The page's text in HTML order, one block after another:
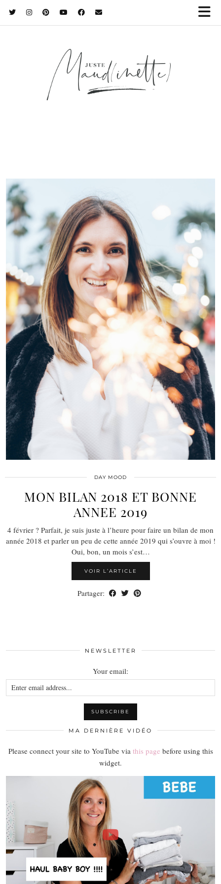
DAY MOOD
MON BILAN 2018 ET BONNE
ANNEE 2019
4 février ? Parfait, je suis juste à l’heure pour faire un bilan de mon
année 2018 et parler un peu de cette année 2019 qui s’ouvre à moi !
Oui, bon, un mois s’est…
VOIR L’ARTICLE
Partager:
NEWSLETTER
Your email:
MA DERNIÈRE VIDÉO
Please connect your site to YouTube via this page before using this
widget.